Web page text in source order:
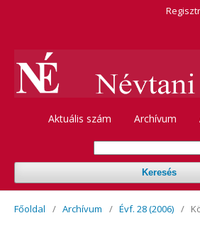
Aktuális szám Archívum
Keresés
Főoldal / Archívum / Évf. 28 (2006) /